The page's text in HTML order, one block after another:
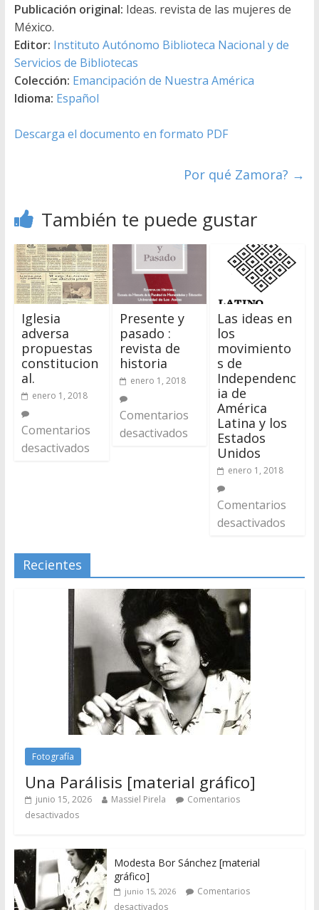
Publicación original: Ideas. revista de las mujeres de
México.
Editor: Instituto Autónomo Biblioteca Nacional y de
Servicios de Bibliotecas
Colección: Emancipación de Nuestra América
Idioma: Español
Descarga el documento en formato PDF
Por qué Zamora? →
También te puede gustar
Iglesia
adversa
propuestas
constitucion
al.
enero 1, 2018
Comentarios
desactivados
Presente y
pasado :
revista de
historia
enero 1, 2018
Comentarios
desactivados
Las ideas en
los
movimiento
s de
Independenc
ia de
América
Latina y los
Estados
Unidos
enero 1, 2018
Comentarios
desactivados
Recientes
Fotografía
Una Parálisis [material gráfico]
junio 15, 2026 Massiel Pirela
Comentarios
desactivados
Modesta Bor Sánchez [material
gráfico]
junio 15, 2026
Comentarios
desactivados